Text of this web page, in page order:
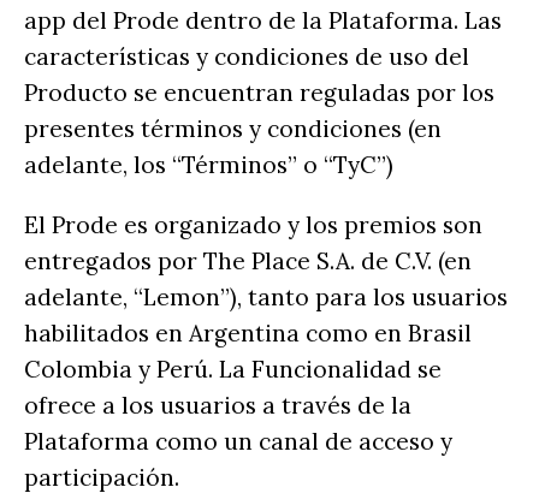
app del Prode dentro de la Plataforma. Las
características y condiciones de uso del
Producto se encuentran reguladas por los
presentes términos y condiciones (en
adelante, los “Términos” o “TyC”)
El Prode es organizado y los premios son
entregados por The Place S.A. de C.V. (en
adelante, “Lemon”), tanto para los usuarios
habilitados en Argentina como en Brasil
Colombia y Perú. La Funcionalidad se
ofrece a los usuarios a través de la
Plataforma como un canal de acceso y
participación.